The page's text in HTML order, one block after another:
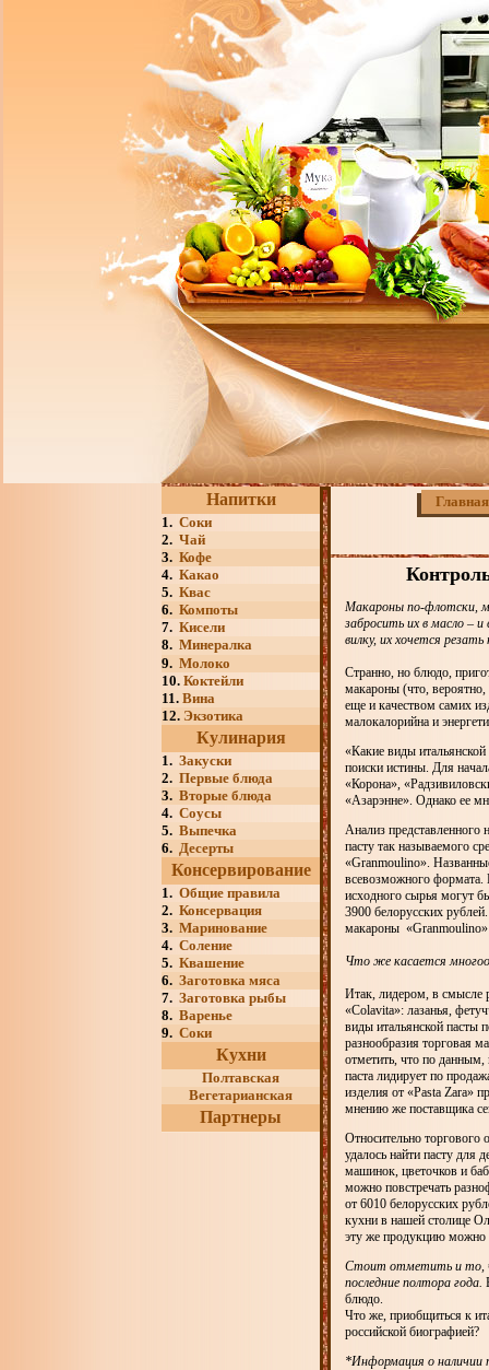
Напитки
1. Соки
2. Чай
3. Кофе
4. Какао
5. Квас
6. Компоты
7. Кисели
8. Минералка
9. Молоко
10. Коктейли
11. Вина
12. Экзотика
Кулинария
1. Закуски
2. Первые блюда
3. Вторые блюда
4. Соусы
5. Выпечка
6. Десерты
Консервирование
1. Общие правила
2. Консервация
3. Маринование
4. Соление
5. Квашение
6. Заготовка мяса
7. Заготовка рыбы
8. Варенье
9. Соки
Кухни
Полтавская
Вегетарианская
Партнеры
Главная
Макароны по-флотски,
забросить их в масло –
вилку, их хочется
Странно, но блюдо,
макароны (что, вероятно,
еще и качеством самих
малокалорийна и
«Какие виды
поиски истины. Для
«Корона»,
«Азарэнне». Однако ее
Анализ представленного
пасту так называемого
«Granmoulino».
всевозможного формата.
исходного сырья могут
3900 белорусских
макароны «Granmoulino»
Что же касается
Итак, лидером, в смысле
«Colavita»: лазанья,
виды итальянской пасты
разнообразия торговая
отметить, что по
паста лидирует по
изделия от «Pasta Zara»
мнению же поставщика
Относительно торгового
удалось найти пасту
машинок, цветочков и
можно повстречать
от 6010 белорусских
кухни в нашей столице
эту же продукцию можно
Стоит отметить и то,
последние полтора года.
блюдо.
Что же, приобщиться к
российской биографией?
*Информация о наличии